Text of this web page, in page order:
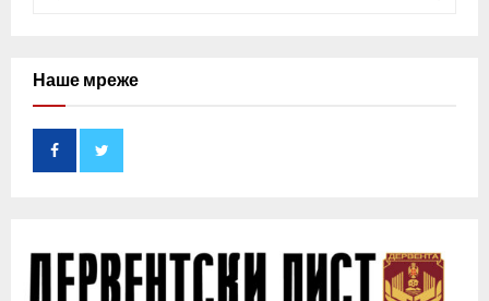
c
H
Наше мреже